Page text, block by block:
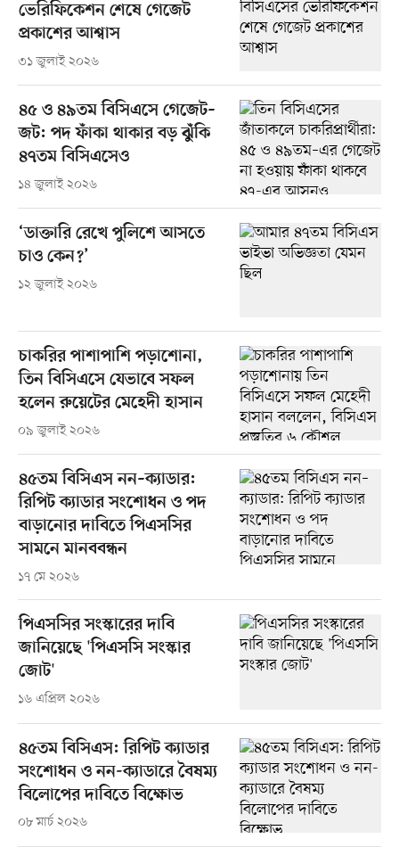
ভেরিফিকেশন শেষে গেজেট
প্রকাশের আশ্বাস
৩১ জুলাই ২০২৬
৪৫ ও ৪৯তম বিসিএসে গেজেট–
জট: পদ ফাঁকা থাকার বড় ঝুঁকি
৪৭তম বিসিএসেও
১৪ জুলাই ২০২৬
‘ডাক্তারি রেখে পুলিশে আসতে
চাও কেন?’
১২ জুলাই ২০২৬
চাকরির পাশাপাশি পড়াশোনা,
তিন বিসিএসে যেভাবে সফল
হলেন রুয়েটের মেহেদী হাসান
০৯ জুলাই ২০২৬
৪৫তম বিসিএস নন–ক্যাডার:
রিপিট ক্যাডার সংশোধন ও পদ
বাড়ানোর দাবিতে পিএসসির
সামনে মানববন্ধন
১৭ মে ২০২৬
পিএসসির সংস্কারের দাবি
জানিয়েছে 'পিএসসি সংস্কার
জোট'
১৬ এপ্রিল ২০২৬
৪৫তম বিসিএস: রিপিট ক্যাডার
সংশোধন ও নন-ক্যাডারে বৈষম্য
বিলোপের দাবিতে বিক্ষোভ
০৮ মার্চ ২০২৬